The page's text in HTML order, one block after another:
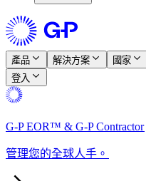
產品​​ 解決方案​​ 國家​​
登入​​
G-P EOR™ & G-P Contractor​​
管理您的全球人手。​​